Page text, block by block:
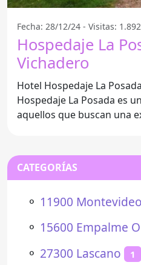
Fecha: 28/12/24 - Visitas: 1.892
Hospedaje La
Vichadero
Hotel Hospedaje La Posada en
Hospedaje La Posada es
aquellos que buscan una
CATEGORÍAS
⚬ 11900 Montevideo
⚬ 15600 Empalme
⚬ 27300 Lascano 1